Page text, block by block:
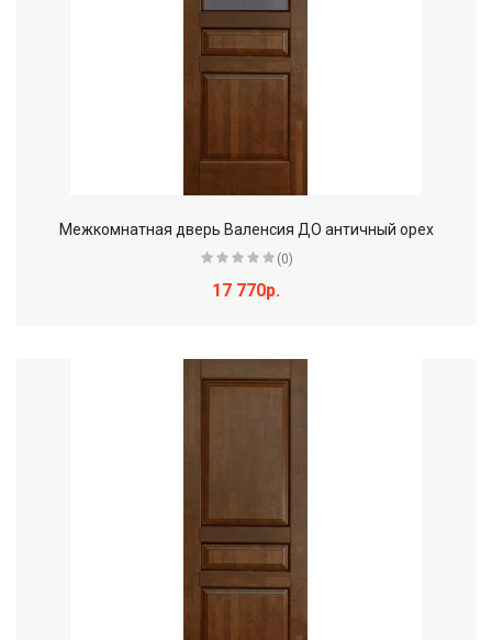
Межкомнатная дверь Валенсия ДО античный орех
(0)
17 770р.